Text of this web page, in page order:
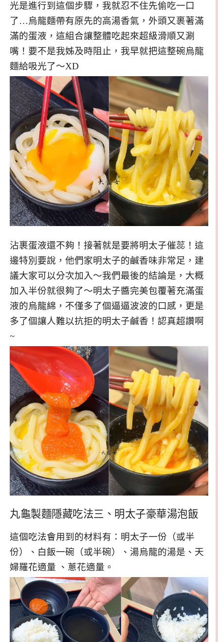
光是進行到這個步驟，我就忍不住先偷吃一口
了…烏龍麵帶有原先的高湯香氣，外頭又裹著滿
滿的蛋液，這組合讓整體吃起來超級滑順又涮
嘴！要不是我姊及時阻止，我早就把這整碗烏龍
麵給吸光了～XD
沾裹蛋液還不夠！接著就是要將明太子催蕊！這
邊特別要說，他們家明太子的鹹香味非常足，建
議大家可以分次加入～我們最後的結論是，大概
加入半份就很夠了～明太子醬完美包覆著充滿蛋
液的烏龍綿，不僅多了個逼逼波波的口感，更是
多了個讓人難以抗拒的明太子鹹香！認真超讚啊
~
丸龜製麵隱藏吃法三、明太子豪華湯泡飯
這個吃法會用到的材料有：明太子一份（或半
份）、白飯一碗（或半碗）、湯烏龍的湯是、天
婦羅花適量 、蔥花適量。